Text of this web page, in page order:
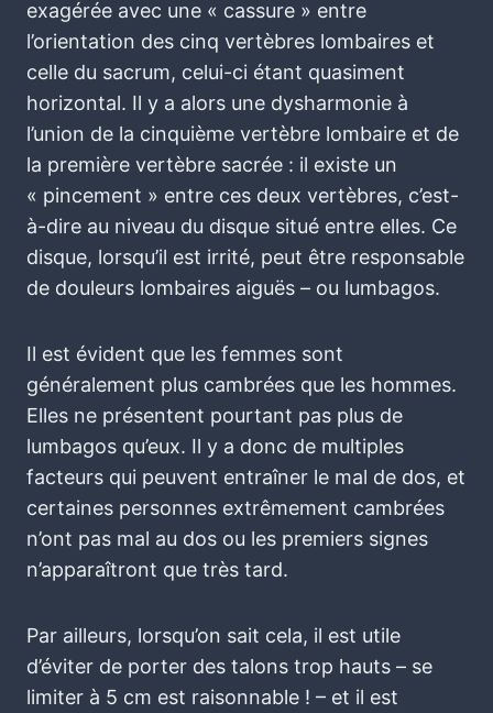
exagérée avec une « cassure » entre
l’orientation des cinq vertèbres lombaires et
celle du sacrum, celui-ci étant quasiment
horizontal. Il y a alors une dysharmonie à
l’union de la cinquième vertèbre lombaire et de
la première vertèbre sacrée : il existe un
« pincement » entre ces deux vertèbres, c’est-
à-dire au niveau du disque situé entre elles. Ce
disque, lorsqu’il est irrité, peut être responsable
de douleurs lombaires aiguës – ou lumbagos.
Il est évident que les femmes sont
généralement plus cambrées que les hommes.
Elles ne présentent pourtant pas plus de
lumbagos qu’eux. Il y a donc de multiples
facteurs qui peuvent entraîner le mal de dos, et
certaines personnes extrêmement cambrées
n’ont pas mal au dos ou les premiers signes
n’apparaîtront que très tard.
Par ailleurs, lorsqu’on sait cela, il est utile
d’éviter de porter des talons trop hauts – se
limiter à 5 cm est raisonnable ! – et il est